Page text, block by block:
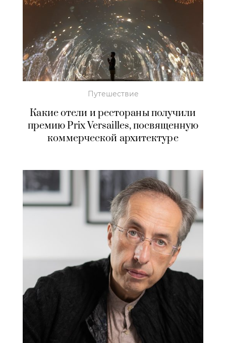
Путешествие
Какие отели и рестораны получили
премию Prix Versailles, посвященную
коммерческой архитектуре